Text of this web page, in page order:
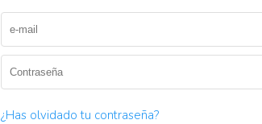
¿Has olvidado tu contraseña?